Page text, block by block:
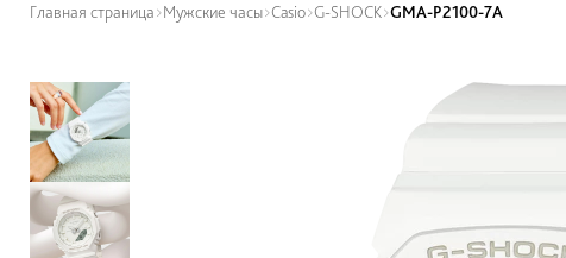
Главная страница Мужские часы Casio G-SHOCK GMA-P2100-7A